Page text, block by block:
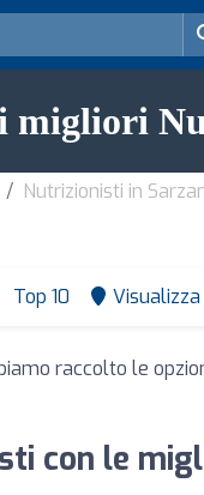
migliori
Nutrizionisti in
Top 10
raccolto le
con le